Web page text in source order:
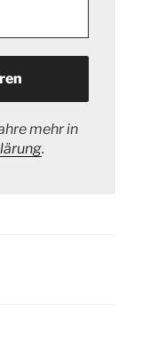
mehr in
.